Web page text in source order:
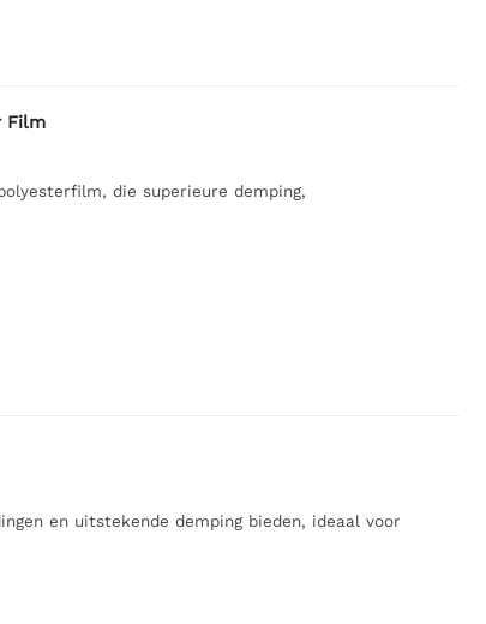
Film
die superieure demping,
en uitstekende demping bieden, ideaal voor